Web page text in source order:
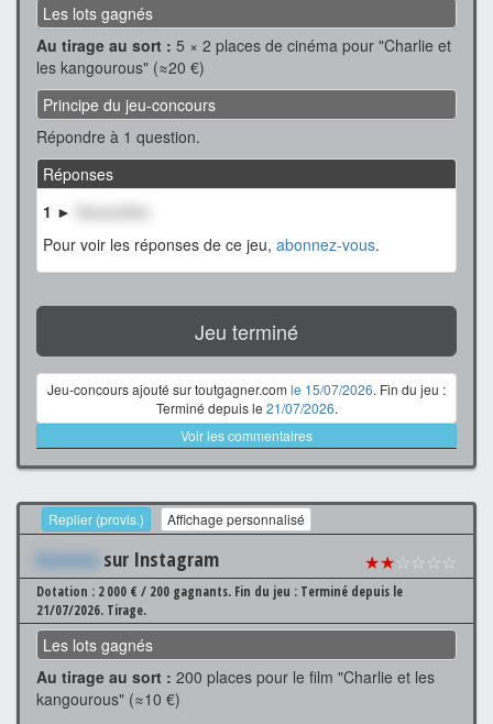
Les lots gagnés
Au tirage au sort : 5 × 2 places de cinéma pour "Charlie et
les kangourous" (≈20 €)
Principe du jeu-concours
Répondre à 1 question.
Réponses
1 ►
XxxxxxXxx
Pour voir les réponses de ce jeu, abonnez-vous.
Jeu terminé
Jeu-concours ajouté sur toutgagner.com le 15/07/2026. Fin du jeu :
Terminé depuis le 21/07/2026.
Voir les commentaires
Replier (provis.) Affichage personnalisé
Xxxxxxx sur Instagram ★★☆☆☆☆
Dotation : 2 000 € / 200 gagnants. Fin du jeu : Terminé depuis le
21/07/2026. Tirage.
Les lots gagnés
Au tirage au sort : 200 places pour le film "Charlie et les
kangourous" (≈10 €)